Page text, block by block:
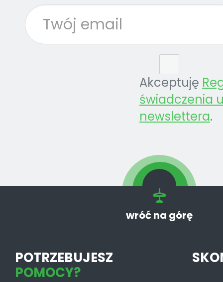
Akceptuję
świadczenia
newslettera.
wróć na górę
POTRZEBUJESZ
POMOCY?